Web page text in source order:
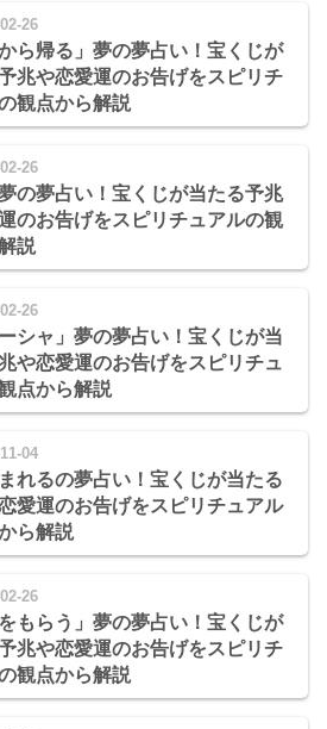
26
から帰る」夢の夢占い！宝くじが
兆や恋愛運のお告げをスピリチ
観点から解説
26
夢の夢占い！宝くじが当たる予兆
のお告げをスピリチュアルの観
説
26
ーシャ」夢の夢占い！宝くじが当
や恋愛運のお告げをスピリチュ
点から解説
04
れるの夢占い！宝くじが当たる
愛運のお告げをスピリチュアル
ら解説
26
をもらう」夢の夢占い！宝くじが
兆や恋愛運のお告げをスピリチ
観点から解説